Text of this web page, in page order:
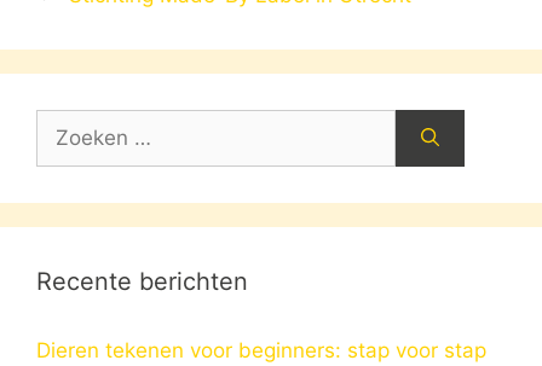
naar:
Recente berichten
Dieren tekenen voor beginners: stap voor stap